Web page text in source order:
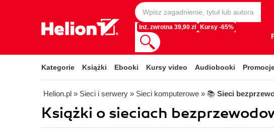
Inż. zwrotna 39,90 zł Kursy -65%
Kategorie Książki Ebooki Kursy video Audiobooki
Helion.pl » Sieci i serwery » Sieci komputerowe » 📚 Sieci
Książki o sieciach